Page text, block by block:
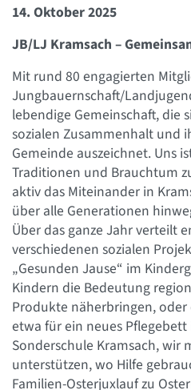
14. Oktober 2025
JB/LJ Kramsach –
Mit rund 80 engagierten
Jungbauernschaft/
lebendige Gemeinschaft, die
sozialen Zusammenhalt und
Gemeinde auszeichnet. Uns
Traditionen und Brauchtum
aktiv das Miteinander in
über alle Generationen
Über das ganze Jahr verteilt
verschiedenen sozialen
„Gesunden Jause“ im
Kindern die Bedeutung
Produkte näherbringen,
etwa für ein neues
Sonderschule Kramsach, wir
unterstützen, wo Hilfe
Familien-Osterjuxlauf zu